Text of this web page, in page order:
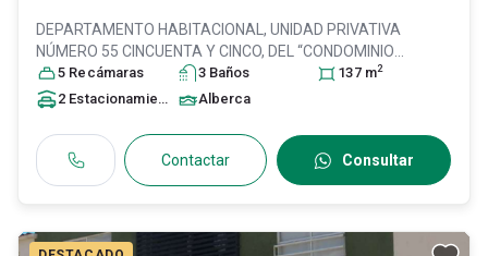
DEPARTAMENTO HABITACIONAL, UNIDAD PRIVATIVA
NÚMERO 55 CINCUENTA Y CINCO, DEL “CONDOMINIO
MILLAN”, CO, Col. San Juan de Ocotan,
Zapopan , Jalisco
México, C.P. 45019 , ID:31036459
5 Recámaras 3 Baños 137 m2
2 Estacionamiento s Alberca
Contactar Consultar